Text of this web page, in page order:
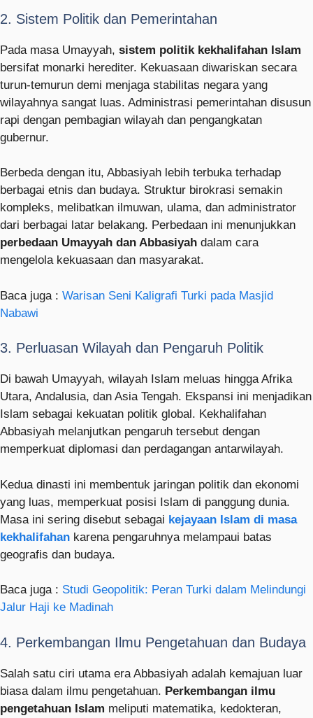
2. Sistem Politik dan Pemerintahan
Pada masa Umayyah, sistem politik kekhalifahan Islam
bersifat monarki herediter. Kekuasaan diwariskan secara
turun-temurun demi menjaga stabilitas negara yang
wilayahnya sangat luas. Administrasi pemerintahan disusun
rapi dengan pembagian wilayah dan pengangkatan
gubernur.
Berbeda dengan itu, Abbasiyah lebih terbuka terhadap
berbagai etnis dan budaya. Struktur birokrasi semakin
kompleks, melibatkan ilmuwan, ulama, dan administrator
dari berbagai latar belakang. Perbedaan ini menunjukkan
perbedaan Umayyah dan Abbasiyah dalam cara
mengelola kekuasaan dan masyarakat.
Baca juga : Warisan Seni Kaligrafi Turki pada Masjid
Nabawi
3. Perluasan Wilayah dan Pengaruh Politik
Di bawah Umayyah, wilayah Islam meluas hingga Afrika
Utara, Andalusia, dan Asia Tengah. Ekspansi ini menjadikan
Islam sebagai kekuatan politik global. Kekhalifahan
Abbasiyah melanjutkan pengaruh tersebut dengan
memperkuat diplomasi dan perdagangan antarwilayah.
Kedua dinasti ini membentuk jaringan politik dan ekonomi
yang luas, memperkuat posisi Islam di panggung dunia.
Masa ini sering disebut sebagai kejayaan Islam di masa
kekhalifahan karena pengaruhnya melampaui batas
geografis dan budaya.
Baca juga : Studi Geopolitik: Peran Turki dalam Melindungi
Jalur Haji ke Madinah
4. Perkembangan Ilmu Pengetahuan dan Budaya
Salah satu ciri utama era Abbasiyah adalah kemajuan luar
biasa dalam ilmu pengetahuan. Perkembangan ilmu
pengetahuan Islam meliputi matematika, kedokteran,